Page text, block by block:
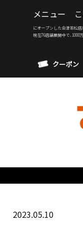
メニュー
にオープンした会津若松店
現在76店舗展開中で、1000
クーポン
2023.05.10